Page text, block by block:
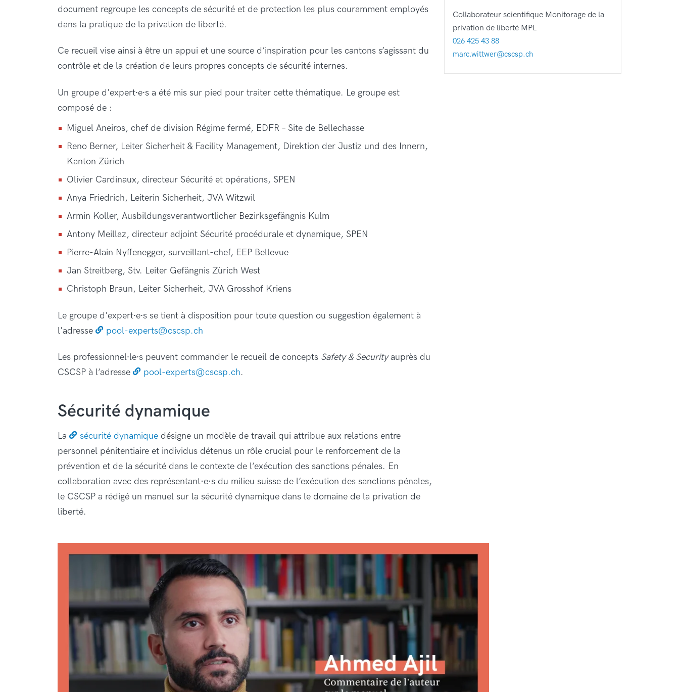
document regroupe les concepts de sécurité et de protection les plus couramment employés
dans la pratique de la privation de liberté.
Ce recueil vise ainsi à être un appui et une source d’inspiration pour les cantons s’agissant du
contrôle et de la création de leurs propres concepts de sécurité internes.
Un groupe d'expert∙e∙s a été mis sur pied pour traiter cette thématique. Le groupe est
composé de :
Miguel Aneiros, chef de division Régime fermé, EDFR – Site de Bellechasse
Reno Berner, Leiter Sicherheit & Facility Management, Direktion der Justiz und des Innern,
Kanton Zürich
Olivier Cardinaux, directeur Sécurité et opérations, SPEN
Anya Friedrich, Leiterin Sicherheit, JVA Witzwil
Armin Koller, Ausbildungsverantwortlicher Bezirksgefängnis Kulm
Antony Meillaz, directeur adjoint Sécurité procédurale et dynamique, SPEN
Pierre-Alain Nyffenegger, surveillant-chef, EEP Bellevue
Jan Streitberg, Stv. Leiter Gefängnis Zürich West
Christoph Braun, Leiter Sicherheit, JVA Grosshof Kriens
Le groupe d'expert∙e∙s se tient à disposition pour toute question ou suggestion également à
l'adresse
pool-experts@cscsp.ch
Les professionnel∙le∙s peuvent commander le recueil de concepts Safety & Securityauprès du
CSCSP à l’adresse
pool-experts@cscsp.ch.
Sécurité dynamique
La sécurité dynamique désigne un modèle de travail qui attribue aux relations entre
personnel pénitentiaire et individus détenus un rôle crucial pour le renforcement de la
prévention et de la sécurité dans le contexte de l’exécution des sanctions pénales. En
collaboration avec des représentant·e·s du milieu suisse de l’exécution des sanctions pénales,
le CSCSP a rédigé un manuel sur la sécurité dynamique dans le domaine de la privation de
liberté.
Collaborateur scientifique Monitorage de la
privation de liberté MPL
026 425 43 88
marc.wittwer@cscsp.ch